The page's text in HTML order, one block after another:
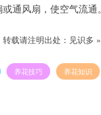
通风扇，使空气流通。
载请注明出处： 见识多 »
养花技巧 养花知识